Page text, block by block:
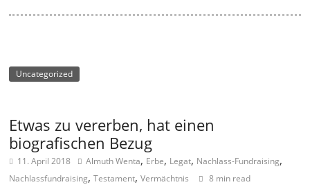
r
e
t
i
n
Uncategorized
Etwas zu vererben, hat einen
biografischen Bezug
11. April 2018 Almuth Wenta, Erbe, Legat, Nachlass-Fundraising,
Nachlassfundraising,Testament,Vermächtnis 8 min read